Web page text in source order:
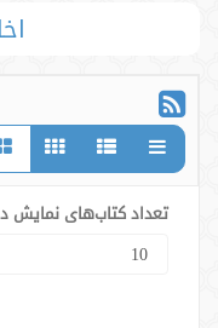
تعداد کتاب‌های نمایش